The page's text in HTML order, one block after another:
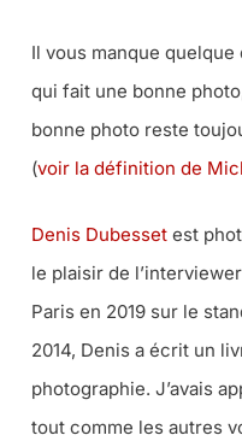
Il vous manque
qui fait une bonne
bonne photo reste
(voir la définition de
Denis Dubesset est
le plaisir de
Paris en 2019 sur le
2014, Denis a écrit un
photographie. J’avais
tout comme les autres